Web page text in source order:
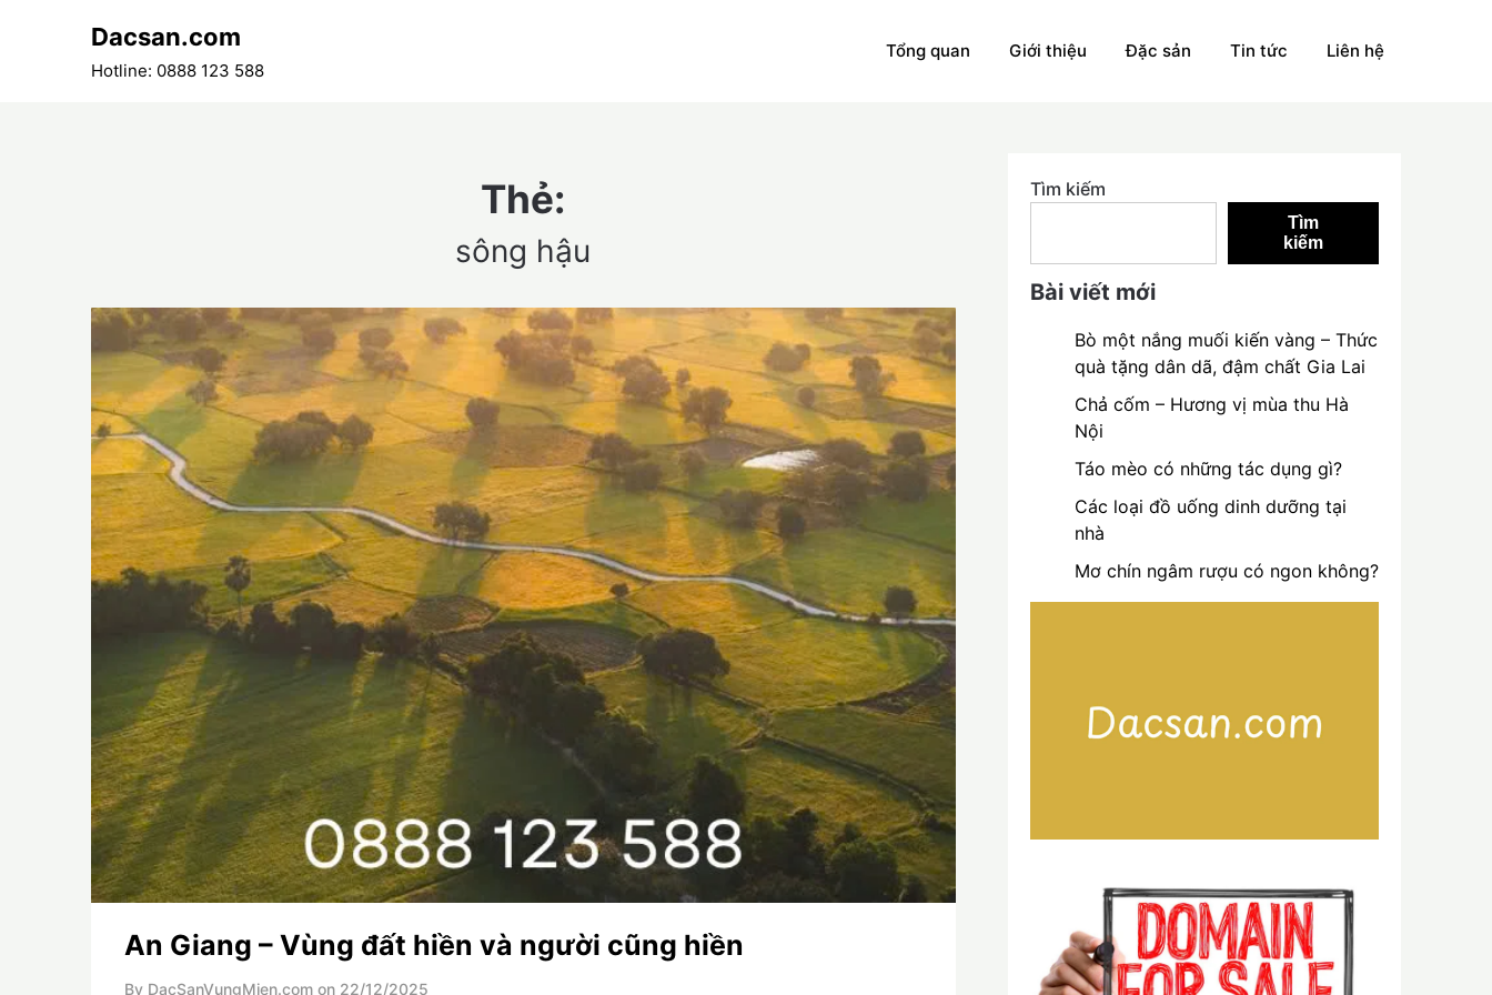
Dacsan.com
Hotline: 0888 123 588
Tổng quan Giới thiệu Đặc sản Tin tức Liên hệ
Thẻ:
sông hậu
An Giang – Vùng đất hiền và người cũng hiền
By DacSanVungMien.com on 22/12/2025
Tìm kiếm
Tìm
kiếm
Bài viết mới
Bò một nắng muối kiến vàng – Thức
quà tặng dân dã, đậm chất Gia Lai
Chả cốm – Hương vị mùa thu Hà
Nội
Táo mèo có những tác dụng gì?
Các loại đồ uống dinh dưỡng tại
nhà
Mơ chín ngâm rượu có ngon không?